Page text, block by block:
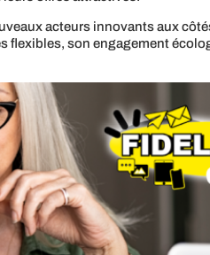
acteurs innovants aux
flexibles, son engagement